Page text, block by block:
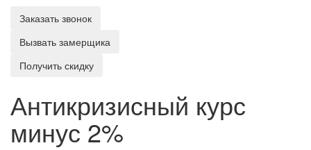
Заказать звонок
Вызвать замерщика
Получить скидку
Антикризисный курс
минус 2%